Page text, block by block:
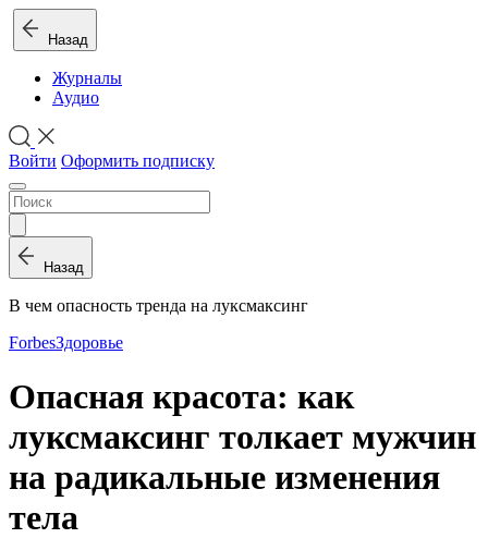
Назад
Журналы
Аудио
Войти Оформить подписку
Назад
В чем опасность тренда на луксмаксинг
ForbesЗдоровье
Опасная красота: как
луксмаксинг толкает мужчин
на радикальные изменения
тела